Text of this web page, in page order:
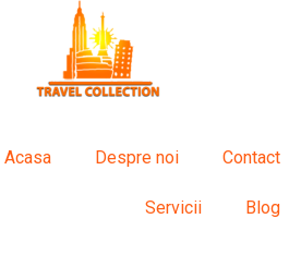
Acasa Despre noi Contact
Servicii Blog